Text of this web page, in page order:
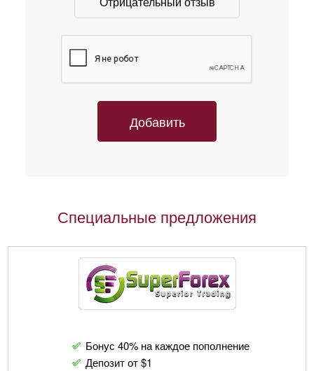
Специальные предложения
Бонус 40% на каждое пополнение
Депозит от $1